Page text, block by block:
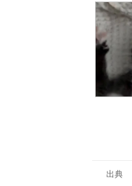
出典